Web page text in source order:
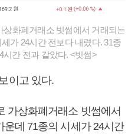
상화폐거래소 빗썸에서 거래되는
가 24시간 전보다 내렸다. 31종
시간 전과 같았다. <빗썸>
이고 있다.
가상화폐거래소 빗썸에서
데 71종의 시세가 24시간